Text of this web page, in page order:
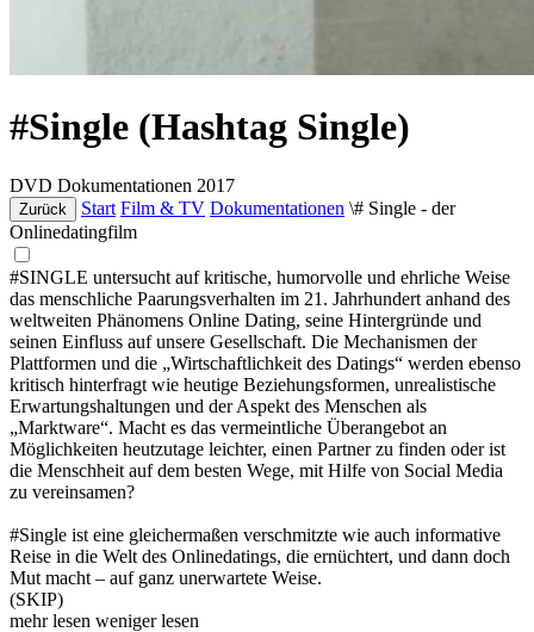
#Single (Hashtag Single)
DVD Dokumentationen 2017
Zurück Start Film & TV Dokumentationen \# Single - der
Onlinedatingfilm
#SINGLE untersucht auf kritische, humorvolle und ehrliche Weise
das menschliche Paarungsverhalten im 21. Jahrhundert anhand des
weltweiten Phänomens Online Dating, seine Hintergründe und
seinen Einfluss auf unsere Gesellschaft. Die Mechanismen der
Plattformen und die „Wirtschaftlichkeit des Datings“ werden ebenso
kritisch hinterfragt wie heutige Beziehungsformen, unrealistische
Erwartungshaltungen und der Aspekt des Menschen als
„Marktware“. Macht es das vermeintliche Überangebot an
Möglichkeiten heutzutage leichter, einen Partner zu finden oder ist
die Menschheit auf dem besten Wege, mit Hilfe von Social Media
zu vereinsamen?
#Single ist eine gleichermaßen verschmitzte wie auch informative
Reise in die Welt des Onlinedatings, die ernüchtert, und dann doch
Mut macht – auf ganz unerwartete Weise.
(SKIP)
mehr lesen weniger lesen